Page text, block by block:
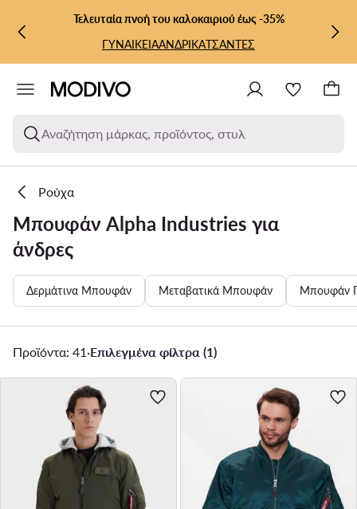
ΜΕΤΆΒΑΣΗ ΣΤΟ ΚΎΡΙΟ ΠΕΡΙΕΧΌΜΕΝΟ
ΜΕΤΆΒΑΣΗ ΣΤΗΝ ΑΝΑΖΉΤΗΣΗ
Τελευταία πνοή του καλοκαιριού έως -35%
ΓΥΝΑΙΚΕΙΑΑΝΔΡΙΚΑΤΣΑΝΤΕΣ
Αναζήτηση μάρκας, προϊόντος, στυλ
Ρούχα
Μπουφάν Alpha Industries για
άνδρες
Δερμάτινα Μπουφάν Μεταβατικά Μπουφάν Μπουφάν
Προϊόντα: 41 ·Επιλεγμένα φίλτρα (1)